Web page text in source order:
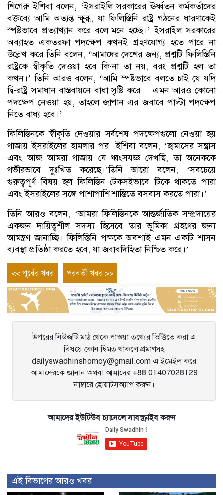
শিগেরু ইশিবা বলেন, ‘ইসরাইলি সরকারের ঊর্ধ্বতন কর্মকর্তাদের
বক্তব্যে আমি অত্যন্ত ক্ষুব্ধ, যা ফিলিস্তিনি রাষ্ট্র গঠনের ধারণাকেই
স্পষ্টভাবে প্রত্যাখ্যান করে বলে মনে হচ্ছে।’ ইসরাইল সরকারের
অব্যাহত একতরফা পদক্ষেপ কখনই গ্রহণযোগ্য হতে পারে না
উল্লেখ করে তিনি বলেন, ‘আমাদের দেশের জন্য, প্রশ্নটি ফিলিস্তিনি
রাষ্ট্রকে স্বীকৃতি দেওয়া হবে কি-না তা নয়, বরং প্রশ্নটি হল তা
কখন।’ তিনি আরও বলেন, ‘আমি স্পষ্টভাবে বলতে চাই যে যদি
দ্বি-রাষ্ট্র সমাধান বাস্তবায়নে বাধা সৃষ্টি করে— এমন আরও কোনো
পদক্ষেপ নেওয়া হয়, তাহলে জাপান এর জবাবে পাল্টা পদক্ষেপ
নিতে বাধ্য হবে।’
ফিলিস্তিনকে স্বীকৃতি দেওয়ার সর্বশেষ পদক্ষেপগুলো নেওয়া হয়
গাজায় ইসরাইলের হামলার পর। ইশিবা বলেন, ‘হামাসের সন্ত্রাস
এবং আজ আমরা গাজায় যে ধ্বংসযজ্ঞ দেখছি, তা অনেককে
গভীরভাবে দুঃখিত করেছে।’তিনি আরো বলেন, ‘সবচেয়ে
গুরুত্বপূর্ণ বিষয় হল ফিলিস্তিন টেকসইভাবে টিকে থাকতে পারা
এবং ইসরাইলের সঙ্গে পাশাপাশি শান্তিতে বসবাস করতে পারা।’
তিনি আরও বলেন, ‘আমরা ফিলিস্তিনকে আন্তর্জাতিক সম্প্রদায়ের
একজন দায়িত্বশীল সদস্য হিসেবে তার ভূমিকা গ্রহণের জন্য
আমন্ত্রণ জানাচ্ছি। ফিলিস্তিনি পক্ষকে অবশ্যই এমন একটি শাসন
ব্যবস্থা প্রতিষ্ঠা করতে হবে, যা জবাবদিহিতা নিশ্চিত করে।’
Post
navigation
<< পূর্বের খবর
Previous
entry
পরবর্তী খবর >>
উপরের নিউজটি মাঠ থেকে পাওয়া তথ্যের ভিত্তিতে করা এ
বিষয়ে কোন দ্বিমত থাকলে প্রমাণসহ
dailyswadhinshomoy@gmail.com এ ইমেইল করে
আমাদেরকে জানান অথবা আমাদের +88 01407028129
নাম্বারে হোয়াটসঅ্যাপ করুন।
আমাদের ইউটিউব চ্যানেলে সাবস্ক্রাইব করুন
এই বিভাগের আরও খবর